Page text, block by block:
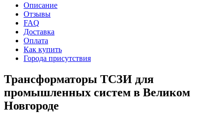
Описание
Отзывы
FAQ
Доставка
Оплата
Как купить
Города присутствия
Трансформаторы ТСЗИ для
промышленных систем в Великом
Новгороде